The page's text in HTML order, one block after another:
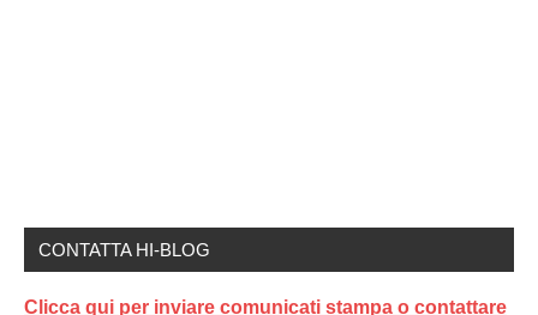
CONTATTA HI-BLOG
Clicca qui per inviare comunicati stampa o contattare